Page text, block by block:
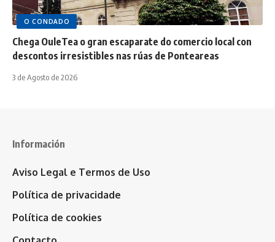
O CONDADO
Chega OuleTea o gran escaparate do comercio local con
descontos irresistibles nas rúas de Ponteareas
3 de Agosto de 2026
Información
Aviso Legal e Termos de Uso
Política de privacidade
Política de cookies